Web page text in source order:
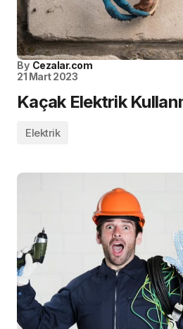
By Cezalar.com
21 Mart 2023
Kaçak Elektrik
Elektrik